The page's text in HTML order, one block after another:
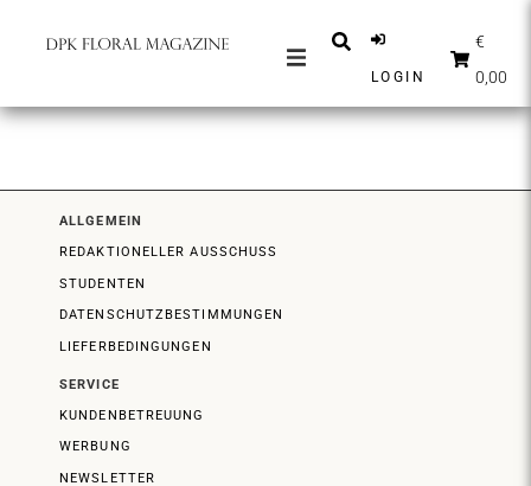
LOGIN
€
0,00
ALLGEMEIN
REDAKTIONELLER AUSSCHUSS
STUDENTEN
DATENSCHUTZBESTIMMUNGEN
LIEFERBEDINGUNGEN
SERVICE
KUNDENBETREUUNG
WERBUNG
NEWSLETTER